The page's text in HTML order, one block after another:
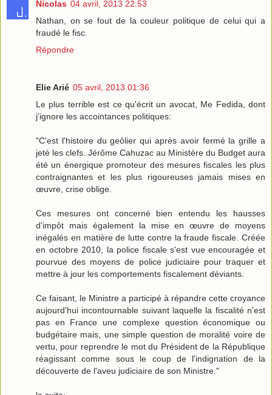
Nicolas 04 avril, 2013 22:53
Nathan, on se fout de la couleur politique de celui qui a
fraudé le fisc.
Répondre
Elie Arié 05 avril, 2013 01:36
Le plus terrible est ce qu'écrit un avocat, Me Fedida, dont
j'ignore les accointances politiques:
"C'est l'histoire du geôlier qui après avoir fermé la grille a
jeté les clefs. Jérôme Cahuzac au Ministère du Budget aura
été un énergique promoteur des mesures fiscales les plus
contraignantes et les plus rigoureuses jamais mises en
œuvre, crise oblige.
Ces mesures ont concerné bien entendu les hausses
d'impôt mais également la mise en œuvre de moyens
inégalés en matière de lutte contre la fraude fiscale. Créée
en octobre 2010, la police fiscale s'est vue encouragée et
pourvue des moyens de police judiciaire pour traquer et
mettre à jour les comportements fiscalement déviants.
Ce faisant, le Ministre a participé à répandre cette croyance
aujourd'hui incontournable suivant laquelle la fiscalité n'est
pas en France une complexe question économique ou
budgétaire mais, une simple question de moralité voire de
vertu, pour reprendre le mot du Président de la République
réagissant comme sous le coup de l'indignation de la
découverte de l'aveu judiciaire de son Ministre."